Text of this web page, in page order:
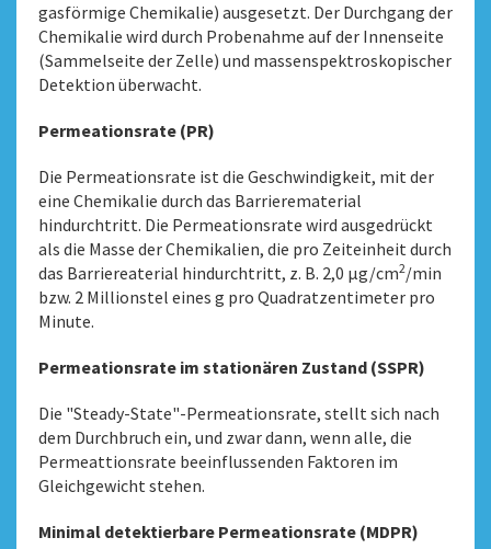
gasförmige Chemikalie) ausgesetzt. Der Durchgang der
Chemikalie wird durch Probenahme auf der Innenseite
(Sammelseite der Zelle) und massenspektroskopischer
Detektion überwacht.
Permeationsrate (PR)
Die Permeationsrate ist die Geschwindigkeit, mit der
eine Chemikalie durch das Barrierematerial
hindurchtritt. Die Permeationsrate wird ausgedrückt
als die Masse der Chemikalien, die pro Zeiteinheit durch
das Barriereaterial hindurchtritt, z. B. 2,0 µg/cm2/min
bzw. 2 Millionstel eines g pro Quadratzentimeter pro
Minute.
Permeationsrate im stationären Zustand (SSPR)
Die "Steady-State"-Permeationsrate, stellt sich nach
dem Durchbruch ein, und zwar dann, wenn alle, die
Permeattionsrate beeinflussenden Faktoren im
Gleichgewicht stehen.
Minimal detektierbare Permeationsrate (MDPR)